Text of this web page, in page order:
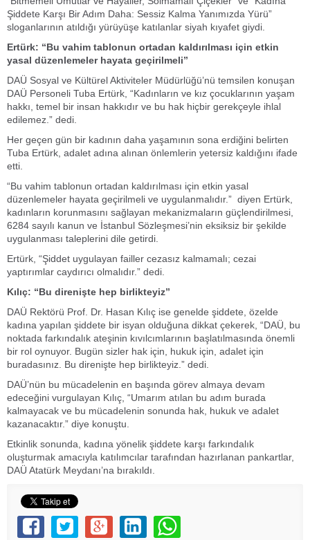
Şiddete Karşı Bir Adım Daha: Sessiz Kalma Yanımızda Yürü”
sloganlarının atıldığı yürüyüşe katılanlar siyah kıyafet giydi.
Ertürk: “Bu vahim tablonun ortadan kaldırılması için etkin
yasal düzenlemeler hayata geçirilmeli”
DAÜ Sosyal ve Kültürel Aktiviteler Müdürlüğü’nü temsilen konuşan
DAÜ Personeli Tuba Ertürk, “Kadınların ve kız çocuklarının yaşam
hakkı, temel bir insan hakkıdır ve bu hak hiçbir gerekçeyle ihlal
edilemez.” dedi.
Her geçen gün bir kadının daha yaşamının sona erdiğini belirten
Tuba Ertürk, adalet adına alınan önlemlerin yetersiz kaldığını ifade
etti.
“Bu vahim tablonun ortadan kaldırılması için etkin yasal
düzenlemeler hayata geçirilmeli ve uygulanmalıdır.” diyen Ertürk,
kadınların korunmasını sağlayan mekanizmaların güçlendirilmesi,
6284 sayılı kanun ve İstanbul Sözleşmesi’nin eksiksiz bir şekilde
uygulanması taleplerini dile getirdi.
Ertürk, “Şiddet uygulayan failler cezasız kalmamalı; cezai
yaptırımlar caydırıcı olmalıdır.” dedi.
Kılıç: “Bu direnişte hep birlikteyiz”
DAÜ Rektörü Prof. Dr. Hasan Kılıç ise genelde şiddete, özelde
kadına yapılan şiddete bir isyan olduğuna dikkat çekerek, “DAÜ, bu
noktada farkındalık ateşinin kıvılcımlarının başlatılmasında önemli
bir rol oynuyor. Bugün sizler hak için, hukuk için, adalet için
buradasınız. Bu direnişte hep birlikteyiz.” dedi.
DAÜ’nün bu mücadelenin en başında görev almaya devam
edeceğini vurgulayan Kılıç, “Umarım atılan bu adım burada
kalmayacak ve bu mücadelenin sonunda hak, hukuk ve adalet
kazanacaktır.” diye konuştu.
Etkinlik sonunda, kadına yönelik şiddete karşı farkındalık
oluşturmak amacıyla katılımcılar tarafından hazırlanan pankartlar,
DAÜ Atatürk Meydanı’na bırakıldı.